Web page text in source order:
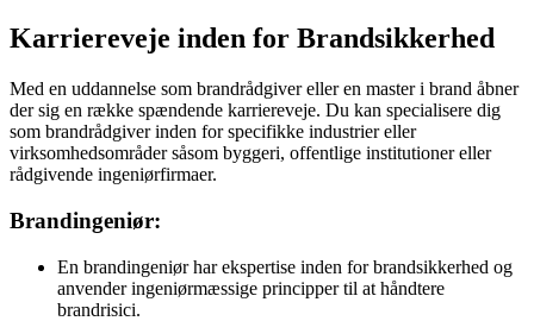
Karriereveje inden for Brandsikkerhed
Med en uddannelse som brandrådgiver eller en master i brand åbner
der sig en række spændende karriereveje. Du kan specialisere dig
som brandrådgiver inden for specifikke industrier eller
virksomhedsområder såsom byggeri, offentlige institutioner eller
rådgivende ingeniørfirmaer.
Brandingeniør:
En brandingeniør har ekspertise inden for brandsikkerhed og
anvender ingeniørmæssige principper til at håndtere
brandrisici.